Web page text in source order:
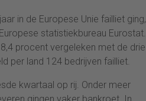
in de Europese Unie failliet ging,
statistiekbureau Eurostat.
procent vergeleken met de drie
per land 124 bedrijven failliet.
kwartaal op rij. Onder meer